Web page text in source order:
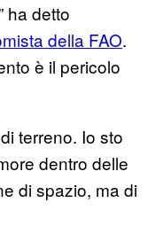
ha detto
della FAO.
è il pericolo
terreno. Io sto
dentro delle
di spazio, ma di